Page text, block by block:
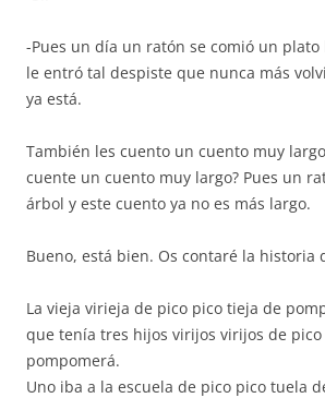
-Pues un día un ratón se comió un
le entró tal despiste que nunca más
ya está.
También les cuento un cuento muy
cuente un cuento muy largo? Pues un
árbol y este cuento ya no es más largo.
Bueno, está bien. Os contaré la historia
La vieja virieja de pico pico tieja de
que tenía tres hijos virijos virijos de
pompomerá.
Uno iba a la escuela de pico pico tuela